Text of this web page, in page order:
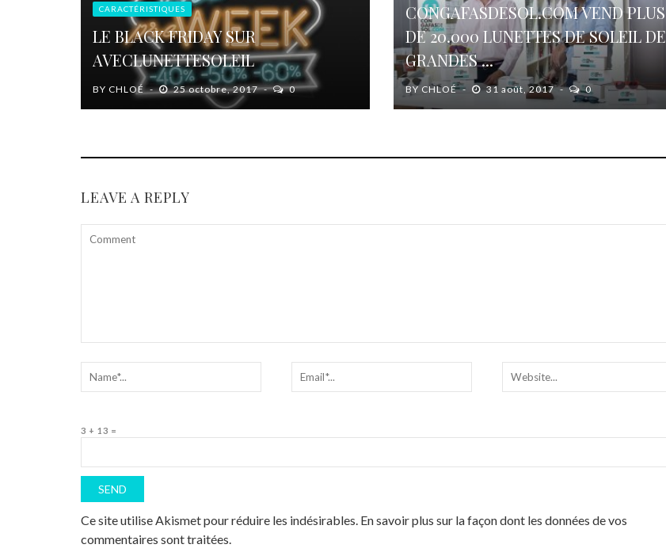
CARACTÉRISTIQUES
LE BLACK FRIDAY SUR
AVECLUNETTESOLEIL
BY CHLOÉ 25 octobre, 2017 0
CONGAFASDESOL.COM VEND PLUS
DE 20.000 LUNETTES DE SOLEIL DE
GRANDES ...
BY CHLOÉ 31 août, 2017 0
LEAVE A REPLY
3 + 13 =
Ce site utilise Akismet pour réduire les indésirables. En savoir plus sur la façon dont les données de vos
commentaires sont traitées.